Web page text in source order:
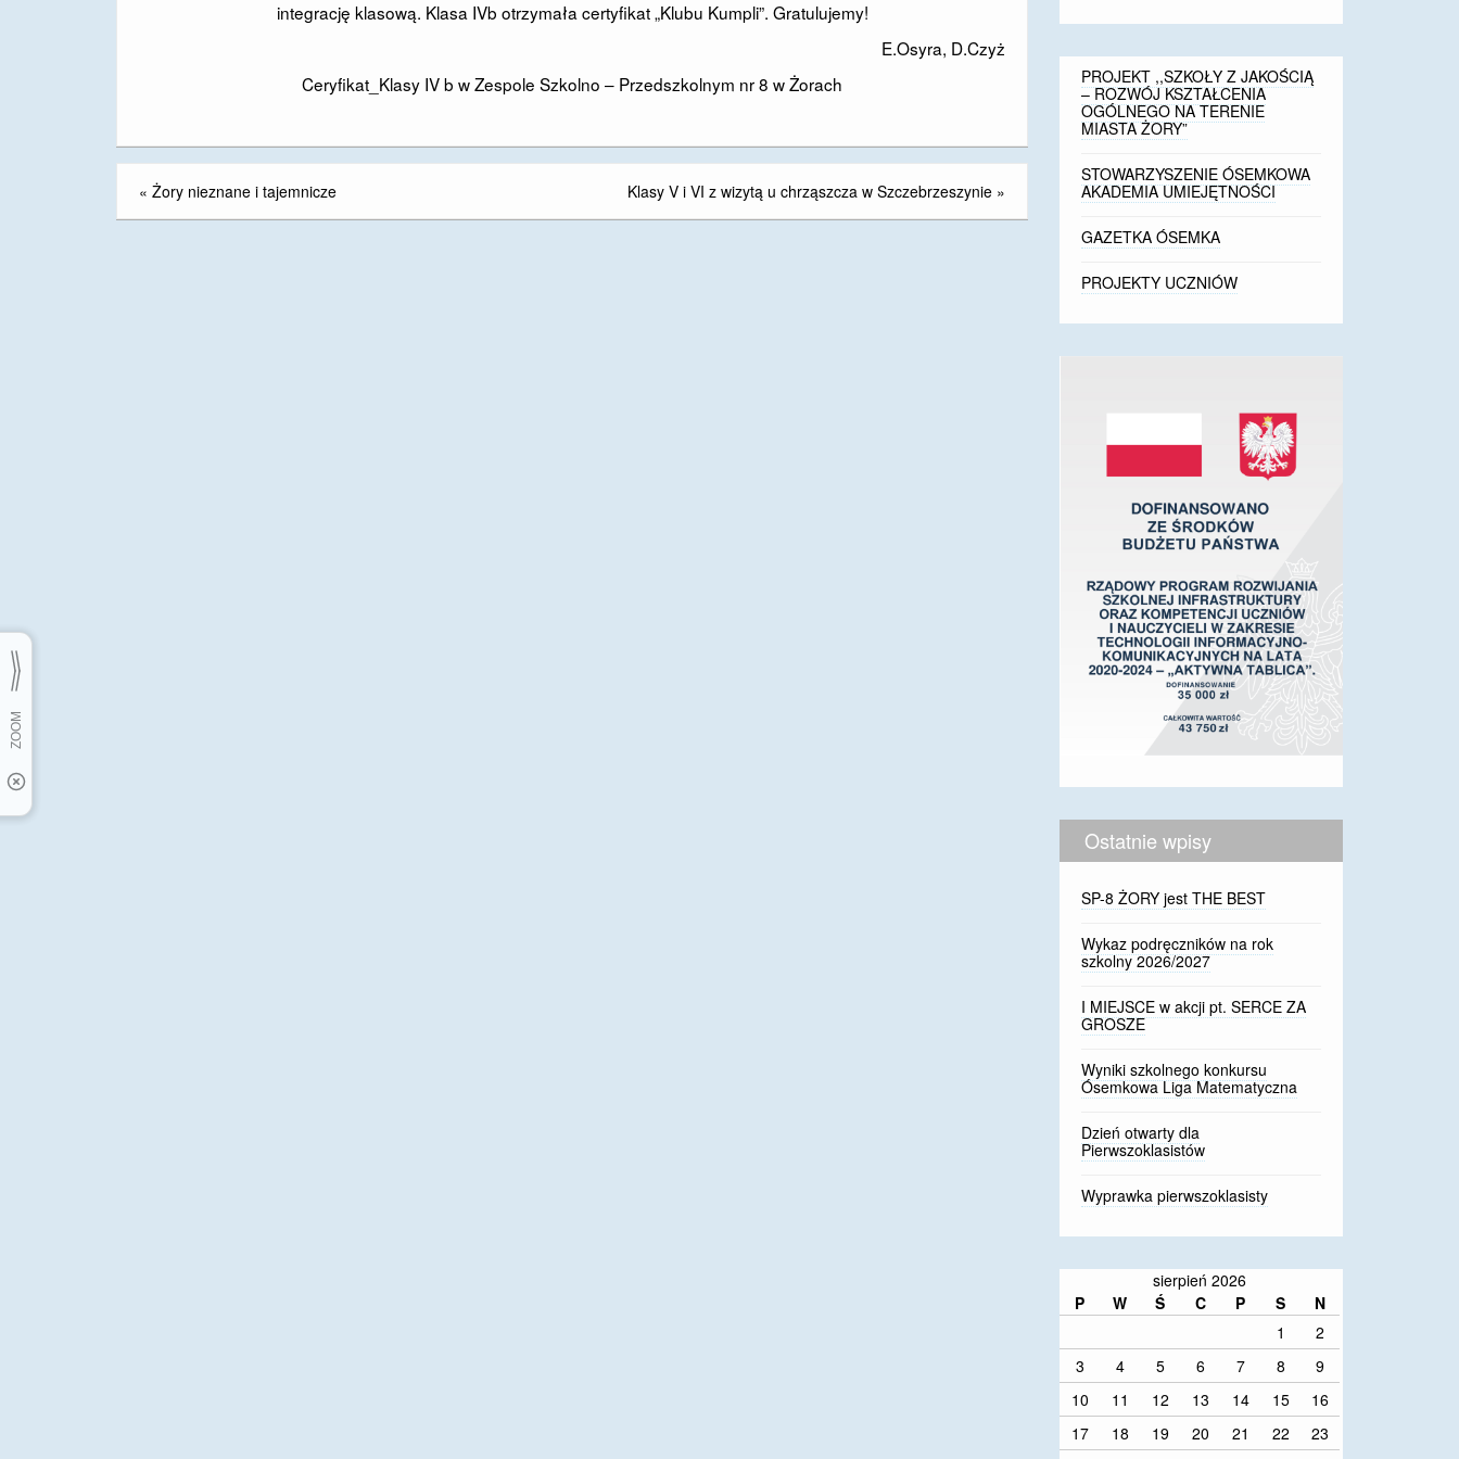
integrację klasową. Klasa IVb otrzymała certyfikat „Klubu Kumpli”. Gratulujemy!
E.Osyra, D.Czyż
Ceryfikat_Klasy IV b w Zespole Szkolno – Przedszkolnym nr 8 w Żorach
« Żory nieznane i tajemnicze Klasy V i VI z wizytą u chrząszcza w Szczebrzeszynie »
PROJEKT ,,SZKOŁY Z JAKOŚCIĄ
– ROZWÓJ KSZTAŁCENIA
OGÓLNEGO NA TERENIE
MIASTA ŻORY”
STOWARZYSZENIE ÓSEMKOWA
AKADEMIA UMIEJĘTNOŚCI
GAZETKA ÓSEMKA
PROJEKTY UCZNIÓW
Ostatnie wpisy
SP-8 ŻORY jest THE BEST
Wykaz podręczników na rok
szkolny 2026/2027
I MIEJSCE w akcji pt. SERCE ZA
GROSZE
Wyniki szkolnego konkursu
Ósemkowa Liga Matematyczna
Dzień otwarty dla
Pierwszoklasistów
Wyprawka pierwszoklasisty
sierpień 2026
P
W Ś C P S
N
1
2
3
4 5 6 7 8
9
10
11 12 13 14 15
16
17
18 19 20 21 22
23